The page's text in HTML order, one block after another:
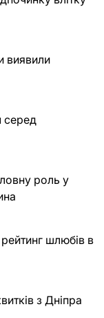
виявили
серед
роль у
шлюбів в
з Дніпра